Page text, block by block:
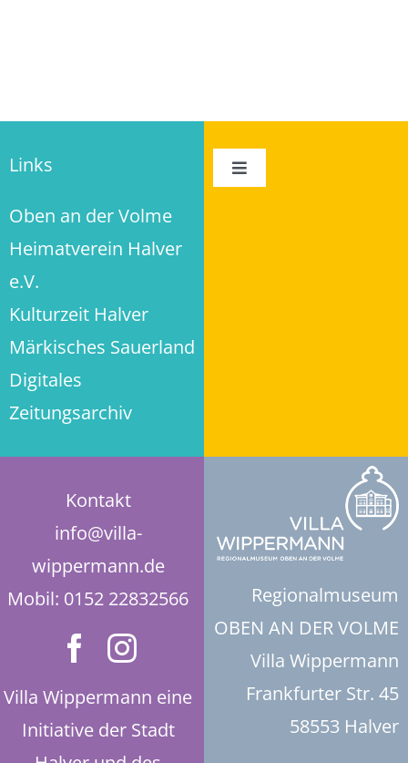
Links
Oben an der Volme
Heimatverein Halver
e.V.
Kulturzeit Halver
Märkisches Sauerland
Digitales
Zeitungsarchiv
Toggle
Impressum
Datenschutz
Privatsphäre-Einstellungen ändern
Historie der Privatsphäre-Einstellungen
Einwilligungen widerrufen
Kontakt
info@villa-
wippermann.de
Mobil: 0152 22832566
Villa Wippermann eine
Initiative der Stadt
Regionalmuseum
OBEN AN DER VOLME
Villa Wippermann
Frankfurter Str. 45
58553 Halver